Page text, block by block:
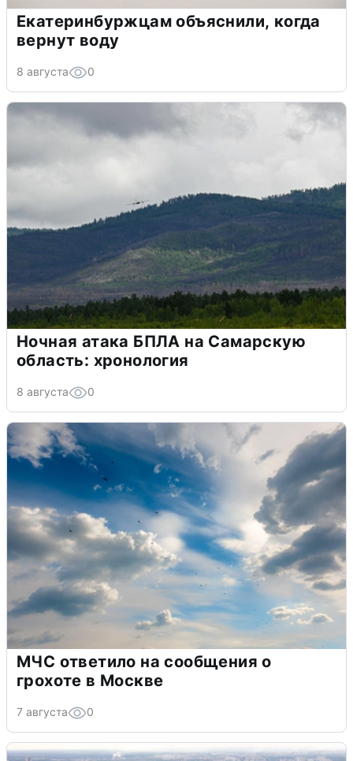
Екатеринбуржцам объяснили, когда
вернут воду
8 августа 0
Ночная атака БПЛА на Самарскую
область: хронология
8 августа 0
МЧС ответило на сообщения о
грохоте в Москве
7 августа 0